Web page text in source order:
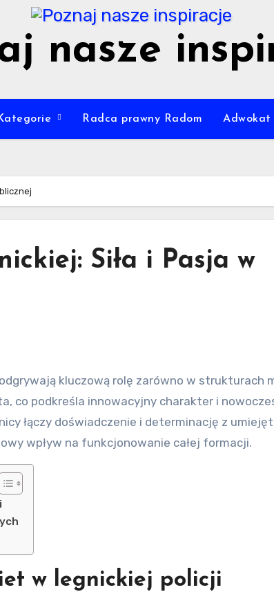
nasze
Radca prawny Radom Adwokat
Siła i Pasja w
co podkreśla innowacyjny charakter i
łączy doświadczenie i determinację z
wpływ na funkcjonowanie całej formacji.
w legnickiej policji